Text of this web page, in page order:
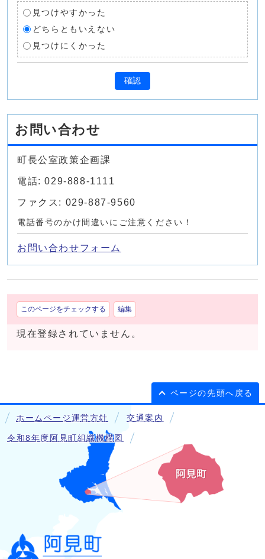
見つけやすかった
どちらともいえない
見つけにくかった
確認
お問い合わせ
町長公室政策企画課
電話: 029-888-1111
ファクス: 029-887-9560
電話番号のかけ間違いにご注意ください！
お問い合わせフォーム
このページをチェックする 編集
現在登録されていません。
ページの先頭へ戻る
ホームページ運営方針 交通案内
令和8年度阿見町組織機構図